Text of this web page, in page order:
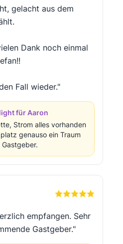
gelacht aus dem
Dank noch einmal
Fall wieder."
für Aaron
Strom alles vorhanden
genauso ein Traum
empfangen. Sehr
Gastgeber."